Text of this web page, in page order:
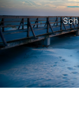
Hier